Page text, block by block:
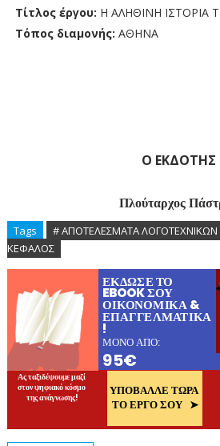
Τίτλος έργου: Η ΑΛΗΘΙΝΗ ΙΣΤΟΡΙΑ
Τόπος διαμονής: ΑΘΗΝΑ
Ο ΕΚΔΟΤΗΣ
Πλούταρχος
Tags
# ΑΠΟΤΕΛΕΣΜΑΤΑ ΛΟΓΟΤΕΧΝΙΚΩΝ
ΚΕΦΑΛΟΣ